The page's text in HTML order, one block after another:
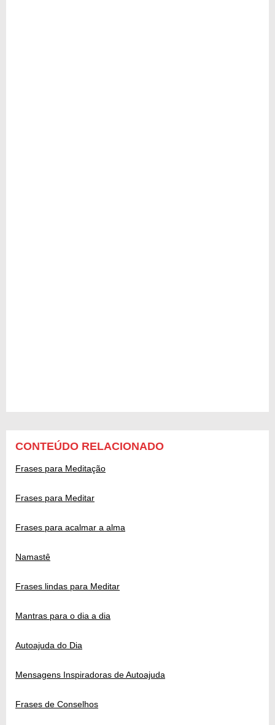
CONTEÚDO RELACIONADO
Frases para Meditação
Frases para Meditar
Frases para acalmar a alma
Namastê
Frases lindas para Meditar
Mantras para o dia a dia
Autoajuda do Dia
Mensagens Inspiradoras de Autoajuda
Frases de Conselhos